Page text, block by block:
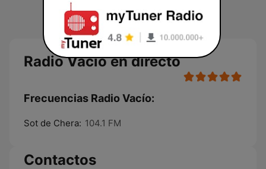
Radio Vacío en directo
Frecuencias Radio Vacío:
Sot de Chera: 104.1 FM
Contactos